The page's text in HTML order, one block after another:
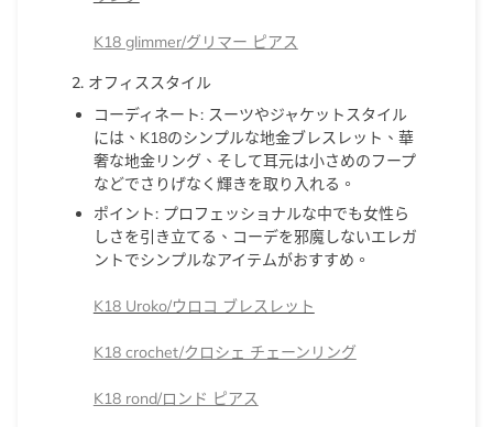
K18 glimmer/グリマー ピアス
2. オフィススタイル
コーディネート: スーツやジャケットスタイル
には、K18のシンプルな地金ブレスレット、華
奢な地金リング、そして耳元は小さめのフープ
などでさりげなく輝きを取り入れる。
ポイント: プロフェッショナルな中でも女性ら
しさを引き立てる、コーデを邪魔しないエレガ
ントでシンプルなアイテムがおすすめ。
K18 Uroko/ウロコ ブレスレット
K18 crochet/クロシェ チェーンリング
K18 rond/ロンド ピアス